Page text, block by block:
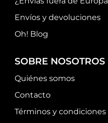
Envíos y devoluciones
Oh! Blog
SOBRE NOSOTROS
Quiénes somos
Contacto
Términos y condiciones